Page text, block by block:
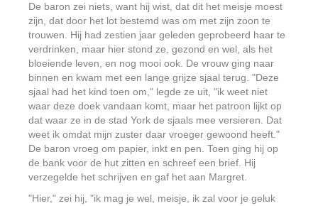
De baron zei niets, want hij wist, dat dit het meisje moest
zijn, dat door het lot bestemd was om met zijn zoon te
trouwen. Hij had zestien jaar geleden geprobeerd haar te
verdrinken, maar hier stond ze, gezond en wel, als het
bloeiende leven, en nog mooi ook. De vrouw ging naar
binnen en kwam met een lange grijze sjaal terug. "Deze
sjaal had het kind toen om," legde ze uit, "ik weet niet
waar deze doek vandaan komt, maar het patroon lijkt op
dat waar ze in de stad York de sjaals mee versieren. Dat
weet ik omdat mijn zuster daar vroeger gewoond heeft."
De baron vroeg om papier, inkt en pen. Toen ging hij op
de bank voor de hut zitten en schreef een brief. Hij
verzegelde het schrijven en gaf het aan Margret.
"Hier," zei hij, "ik mag je wel, meisje, ik zal voor je geluk